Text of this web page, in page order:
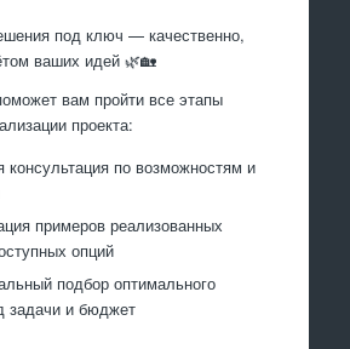
под ключ — качественно,
ваших идей 🌿🏡
вам пройти все этапы
проекта:
по возможностям и
примеров реализованных
опций
подбор оптимального
задачи и бюджет